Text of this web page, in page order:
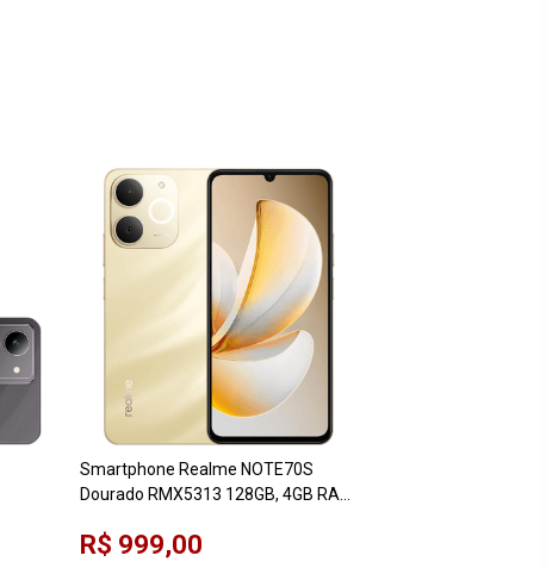
Smartphone Realme NOTE70S
Dourado RMX5313 128GB, 4GB RAM,
R$ 999,00